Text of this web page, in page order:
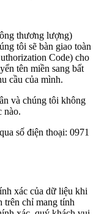
thương lượng)
tôi sẽ bàn giao toàn
Code) cho
tên miền sang bất
cầu của mình.
và chúng tôi không
nào.
số điện thoại: 0971
xác của dữ liệu khi
trên chỉ mang tính